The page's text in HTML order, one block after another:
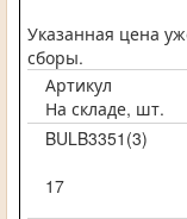
Указанная цена
сборы.
Артикул
На складе, шт.
BULB3351(3)
17